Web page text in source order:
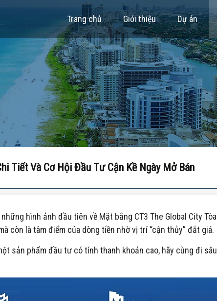
Trang chủ Giới thiệu Dự án
Tiết Và Cơ Hội Đầu Tư Cận Kề Ngày Mở Bán
hình ảnh đầu tiên về Mặt bằng CT3 The Global City
còn là tâm điểm của dòng tiền nhờ vị trí “cận thủy” đắt giá.
sản phẩm đầu tư có tính thanh khoản cao, hãy cùng đi